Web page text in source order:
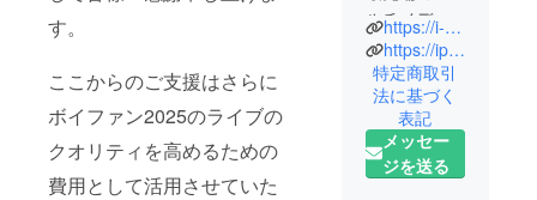
す。
ここからのご支援はさらに
ボイファン2025のライブの
クオリティを高めるための
費用として活用させていた
ルチメディ
アコンテン
ツを一元提
供する「デ
ジタルコン
テンツ特化
型クリエイ
https://i-pairs.co.jp
https://ip-vp.jp
特定商取引
法に基づく
表記
メッセー
ジを送る